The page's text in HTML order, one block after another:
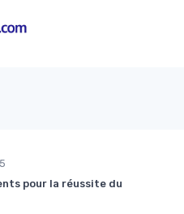
pour la réussite du